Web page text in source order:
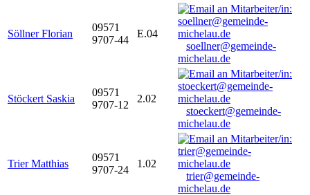
Söllner Florian
09571
9707-44
E.04
soellner@gemeinde-
michelau.de
Stöckert Saskia
09571
9707-12
2.02
stoeckert@gemeinde-
michelau.de
Trier Matthias
09571
9707-24
1.02
trier@gemeinde-
michelau.de